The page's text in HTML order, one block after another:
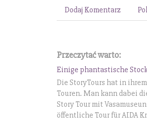
Dodaj Komentarz
Przeczytać warto:
Einige phantastische
Die StoryTours hat in
Touren. Man kann dabei
Story Tour mit
öffentliche Tour für AIDA